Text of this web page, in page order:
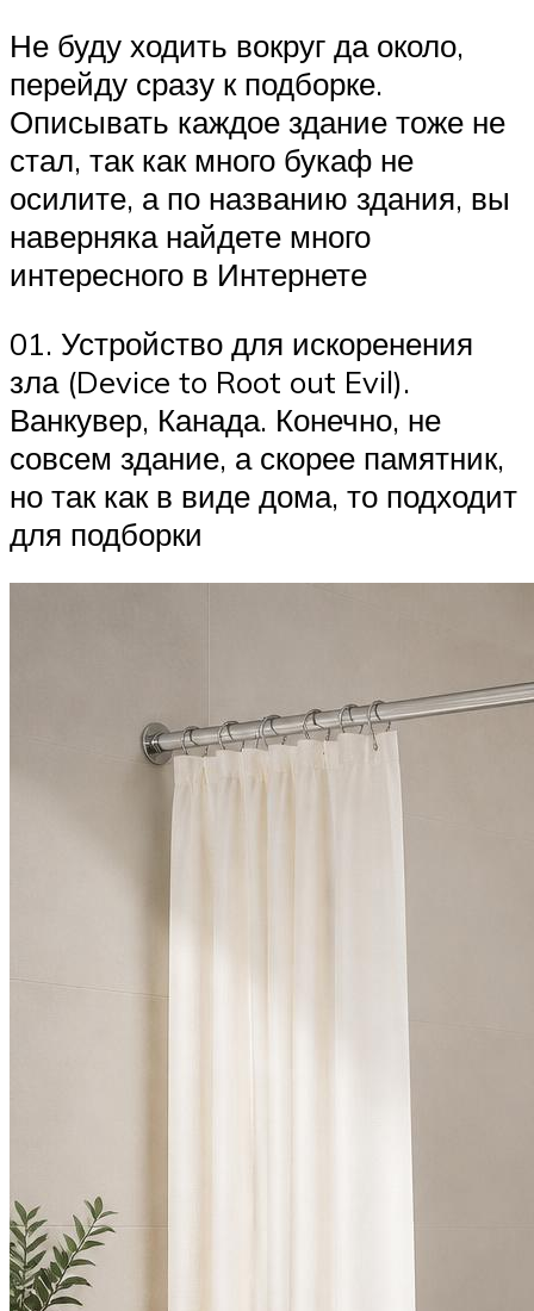
Не буду ходить вокруг да около,
перейду сразу к подборке.
Описывать каждое здание тоже не
стал, так как много букаф не
осилите, а по названию здания, вы
наверняка найдете много
интересного в Интернете
01. Устройство для искоренения
зла (Device to Root out Evil).
Ванкувер, Канада. Конечно, не
совсем здание, а скорее памятник,
но так как в виде дома, то подходит
для подборки